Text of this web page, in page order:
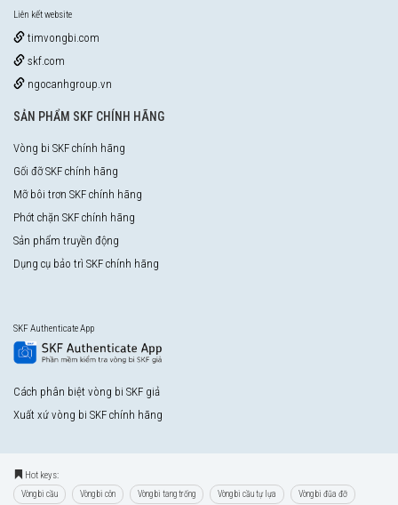
Liên kết website
timvongbi.com
skf.com
ngocanhgroup.vn
SẢN PHẨM SKF CHÍNH HÃNG
Vòng bi SKF chính hãng
Gối đỡ SKF chính hãng
Mỡ bôi trơn SKF chính hãng
Phớt chặn SKF chính hãng
Sản phẩm truyền động
Dụng cụ bảo trì SKF chính hãng
SKF Authenticate App
Cách phân biệt vòng bi SKF giả
Xuất xứ vòng bi SKF chính hãng
Hot keys:
Vòng bi cầu Vòng bi côn Vòng bi tang trống Vòng bi cầu tự lựa Vòng bi đũa đỡ